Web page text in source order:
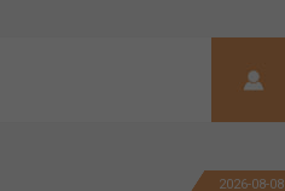
2026-08-08